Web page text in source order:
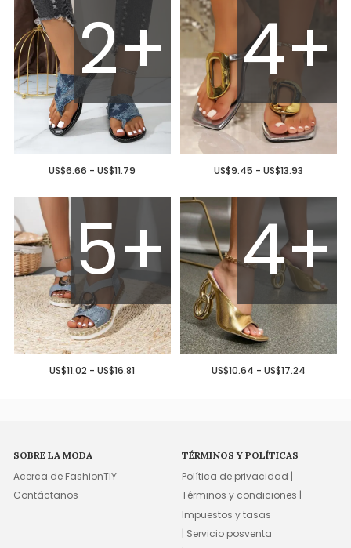
2+
US$6.66 - US$11.79
4+
US$9.45 - US$13.93
5+
US$11.02 - US$16.81
4+
US$10.64 - US$17.24
SOBRE LA MODA
Acerca de FashionTIY
Contáctanos
TÉRMINOS Y POLÍTICAS
Política de privacidad |
Términos y condiciones |
Impuestos y tasas
| Servicio posventa